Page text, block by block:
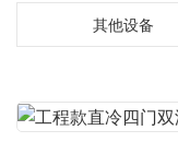
其他设备